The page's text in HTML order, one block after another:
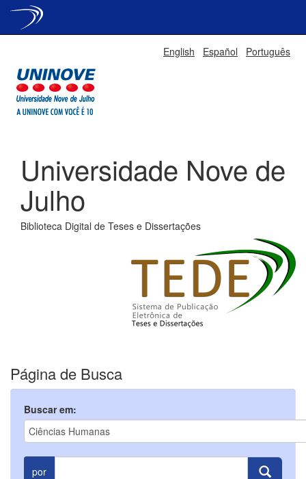
English Español Português
Universidade Nove de
Julho
Biblioteca Digital de Teses e Dissertações
Página de Busca
Buscar em:
por